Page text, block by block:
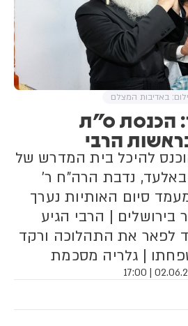
הכנסת ס"ת
הרבי
להיכל בית המדרש של
באלעד, נדבת הרה"ח ר'
סיום האותיות נערך
בירושלים | הרבי הגיע
לפאר את התהלוכה ורקד
| גלריה מסכמת
02.06.26 |
באדיבות המצלם